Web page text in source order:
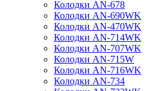
Колодки AN-678
Колодки AN-690WK
Колодки AN-470WK
Колодки AN-714WK
Колодки AN-707WK
Колодки AN-715W
Колодки AN-716WK
Колодки AN-734